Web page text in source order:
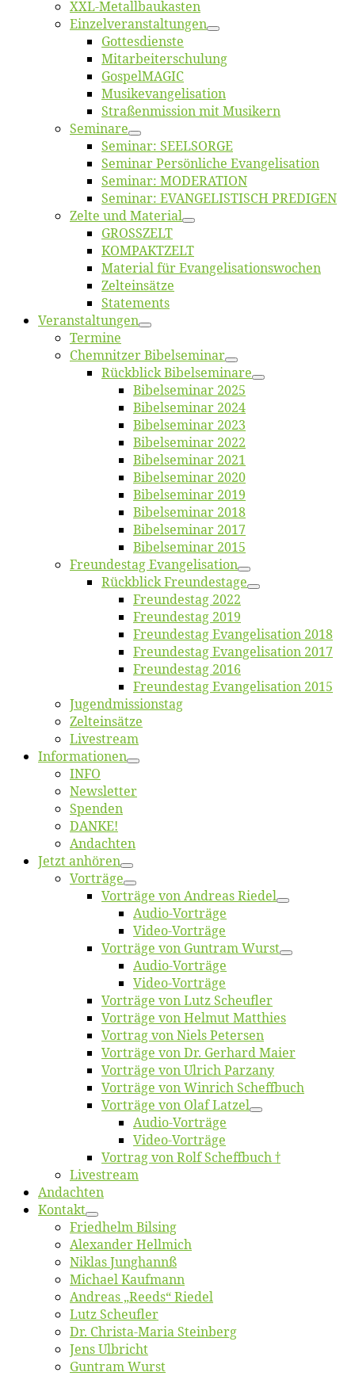
XXL-Me­­tal­l­­bau­­kas­­ten
Einzelver­an­stal­tungen
Got­tes­diens­te
Mitarbeiter­schulung
Gos­pel­MA­GIC
Musikevan­ge­li­sa­tion
Straßenmis­sion mit Musikern
Se­mi­na­re
Se­mi­nar: SEELSORGE
Se­mi­nar Per­sön­li­che Evangelisation
Se­mi­nar: MODERATION
Se­mi­nar: EVANGELISTISCH PREDIGEN
Zel­te und Material
GROSSZELT
KOMPAKTZELT
Ma­te­ri­al für Evangelisationswochen
Zelt­ein­sät­ze
State­ments
Ver­an­stal­tun­gen
Ter­mi­ne
Chemnit­zer Bibelseminar
Rück­blick Bibelseminare
Bi­bel­se­mi­nar 2025
Bi­bel­se­mi­nar 2024
Bi­bel­se­mi­nar 2023
Bi­bel­se­mi­nar 2022
Bi­bel­se­mi­nar 2021
Bi­bel­se­mi­nar 2020
Bi­bel­se­mi­nar 2019
Bi­bel­se­mi­nar 2018
Bibelsemi­nar 2017
Bibelsemi­nar 2015
Freun­des­tag Evangelisation
Rück­blick Freundestage
Freun­des­tag 2022
Freun­des­tag 2019
Freun­des­tag Evan­ge­li­sa­ti­on 2018
Freun­des­tag Evan­ge­li­sa­ti­on 2017
Freun­des­tag 2016
Freun­des­tag Evan­ge­li­sa­ti­on 2015
Jugend­mis­sions­tag
Zelt­ein­sät­ze
Live­stream
Informatio­nen
INFO
News­let­ter
Spen­den
DANKE!
An­dach­ten
Jetzt an­hö­ren
Vor­trä­ge
Vor­trä­ge von An­dre­as Riedel
Au­dio-Vor­trä­ge
Vi­deo-Vor­trä­ge
Vor­trä­ge von Gun­tram Wurst
Au­dio-Vor­trä­ge
Vi­deo-Vor­trä­ge
Vor­trä­ge von Lutz Scheufler
Vor­trä­ge von Hel­mut Matthies
Vor­trag von Niels Petersen
Vor­trä­ge von Dr. Ger­hard Maier
Vor­trä­ge von Ul­rich Parzany
Vor­trä­ge von Win­rich Scheffbuch
Vor­trä­ge von Olaf Latzel
Au­dio-Vor­trä­ge
Vi­deo-Vor­trä­ge
Vor­trag von Rolf Scheffbuch †
Live­stream
An­dach­ten
Kon­takt
Fried­helm Bilsing
Alex­an­der Hellmich
Ni­klas Junghannß
Mi­cha­el Kaufmann
An­dre­as „Reeds“ Riedel
Lutz Scheuf­ler
Dr. Chris­­ta-Ma­ria Steinberg
Jens Ulb­richt
Gun­tram Wurst